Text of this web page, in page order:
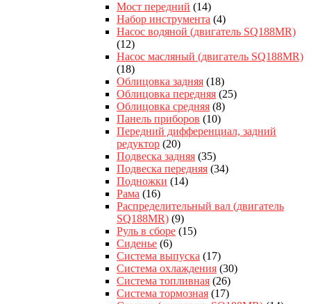
Мост передний (14)
Набор инструмента (4)
Насос водяной (двигатель SQ188MR)
(12)
Насос масляный (двигатель SQ188MR)
(18)
Облицовка задняя (18)
Облицовка передняя (25)
Облицовка средняя (8)
Панель приборов (10)
Передний дифференциал, задний
редуктор (20)
Подвеска задняя (35)
Подвеска передняя (34)
Подножки (14)
Рама (16)
Распределительный вал (двигатель
SQ188MR) (9)
Руль в сборе (15)
Сиденье (6)
Система выпуска (17)
Система охлаждения (30)
Система топливная (26)
Система тормозная (17)